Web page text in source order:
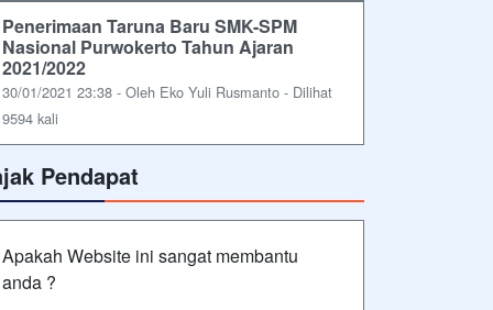
Penerimaan Taruna Baru SMK-SPM
Nasional Purwokerto Tahun Ajaran
2021/2022
30/01/2021 23:38 - Oleh Eko Yuli Rusmanto - Dilihat
9594 kali
Pendapat
Apakah Website ini sangat membantu
anda ?